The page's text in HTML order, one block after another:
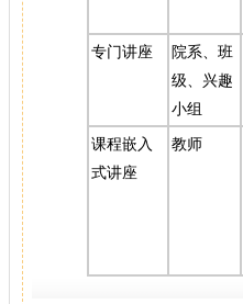
专门讲座
院系、班
级、兴趣
小组
课程嵌入
式讲座
教师